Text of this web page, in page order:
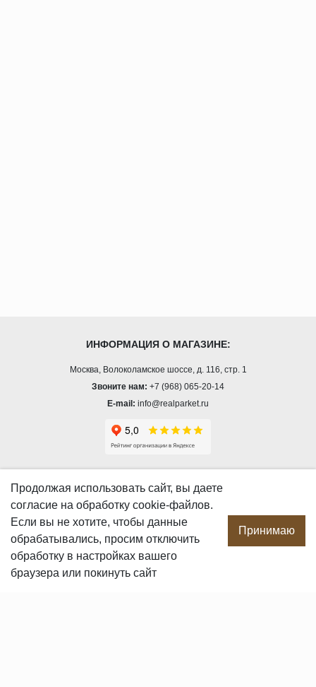
ИНФОРМАЦИЯ О МАГАЗИНЕ:
Москва, Волоколамское шоссе, д. 116, стр. 1
Звоните нам: +7 (968) 065-20-14
E-mail: info@realparket.ru
О компании
Производство
Сотрудничество
Сертификаты продукции
Вакансии
Продолжая использовать сайт, вы даете
согласие на обработку cookie-файлов.
Если вы не хотите, чтобы данные
обрабатывались, просим отключить
обработку в настройках вашего
браузера или покинуть сайт
Принимаю